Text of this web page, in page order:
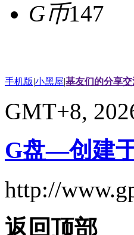
G币147
手机版|小黑屋|基友们的分享交
GMT+8,
G盘—创建
http://
返回顶部